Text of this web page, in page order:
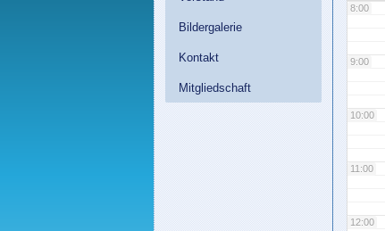
Bildergalerie
Kontakt
Mitgliedschaft
8:00
9:00
10:00
11:00
12:00